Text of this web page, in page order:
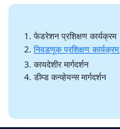
फेडरेशन प्रशिक्षण कार्यक्रम
निवडणूक प्रशिक्षण कार्यक्रम
कायदेशीर मार्गदर्शन
डीम्ड कन्व्हेयन्स मार्गदर्शन